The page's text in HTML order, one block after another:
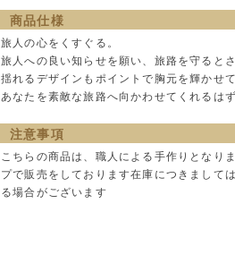
商品仕様
旅人の心をくすぐる。
旅人への良い知らせを願い、旅路を守ると
揺れるデザインもポイントで胸元を輝かせて
あなたを素敵な旅路へ向かわせてくれるはず
注意事項
こちらの商品は、職人による手作りとな
プで販売をしております在庫につきまして
る場合がございます